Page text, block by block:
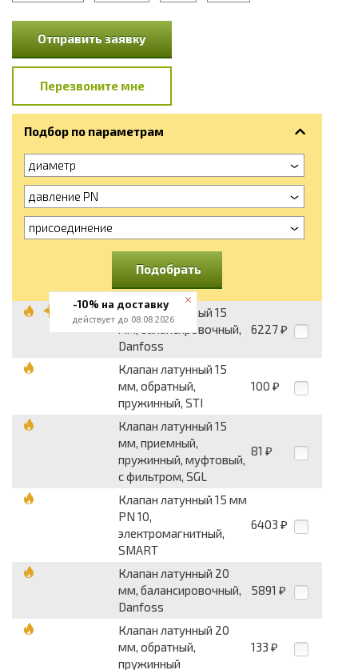
Отправить заявку
Перезвоните мне
Подбор по параметрам
диаметр
давление PN
присоединение
Подобрать
Клапан латунный 15
мм, балансировочный,
Danfoss
6227 ₽
Клапан латунный 15
мм, обратный,
пружинный, STI
100 ₽
Клапан латунный 15
мм, приемный,
пружинный, муфтовый,
с фильтром, SGL
81 ₽
Клапан латунный 15 мм
PN 10,
электромагнитный,
SMART
6403 ₽
Клапан латунный 20
мм, балансировочный,
Danfoss
5891 ₽
Клапан латунный 20
мм, обратный,
пружинный
133 ₽
-10% на доставку
действует до 08.08.2026